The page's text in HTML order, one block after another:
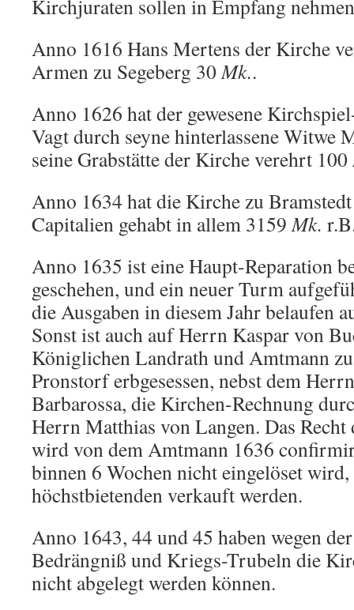
Kirchjuraten sollen in Empfang
Anno 1616 Hans Mertens der Kirche
Armen zu Segeberg 30Mk..
Anno 1626 hat der gewesene
Vagt durch seyne hinterlassene Witwe
seine Grabstätte der Kirche verehrt 100
Anno 1634 hat die Kirche zu Bramstedt
Capitalien gehabt in allem 3159Mk.
Anno 1635 ist eine Haupt-Reparation
geschehen, und ein neuer Turm
die Ausgaben in diesem Jahr belaufen
Sonst ist auch auf Herrn Kaspar von
Königlichen Landrath und Amtmann
Pronstorf erbgesessen, nebst dem
Barbarossa, die Kirchen-Rechnung
Herrn Matthias von Langen. Das
wird von dem Amtmann 1636
binnen 6 Wochen nicht eingelöset wird,
höchstbietenden verkauft werden.
Anno 1643, 44 und 45 haben wegen
Bedrängniß und Kriegs-Trubeln die
nicht abgelegt werden können.